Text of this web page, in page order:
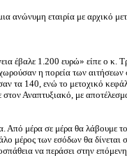
ανώνυμη εταιρία με αρχικό
έβαλε 1.200 ευρώ» είπε ο κ.
η πορεία των αιτήσεων
τα 140, ενώ το μετοχικό
Αναπτυξιακό, με
Από μέρα σε μέρα θα λάβουμε
μέρος των εσόδων θα
να περάσει στην επόμενη